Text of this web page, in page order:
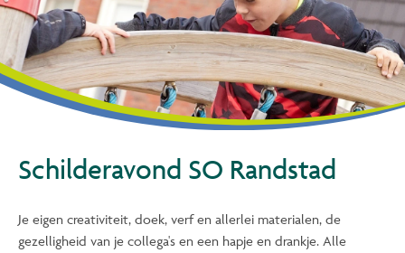
Schilderavond SO Randstad
Je eigen creativiteit, doek, verf en allerlei materialen, de
gezelligheid van je collega's en een hapje en drankje. Alle